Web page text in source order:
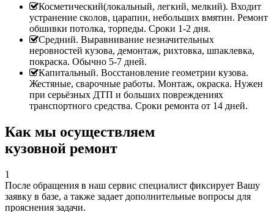
Косметический(локальный, легкий, мелкий). Входит
устранение сколов, царапин, небольших вмятин. Ремонт
обшивки потолка, торпеды. Сроки 1-2 дня.
Средний. Выравнивание незначительных
неровностей кузова, демонтаж, рихтовка, шпаклевка,
покраска. Обычно 5-7 дней.
Капитальный. Восстановление геометрии кузова.
Жестяные, сварочные работы. Монтаж, окраска. Нужен
при серьёзных ДТП и больших повреждениях
транспортного средства. Сроки ремонта от 14 дней.
Как мы осуществляем
кузовной ремонт
1
После обращения в наш сервис специалист фиксирует Вашу
заявку в базе, а также задает дополнительные вопросы для
прояснения задачи.